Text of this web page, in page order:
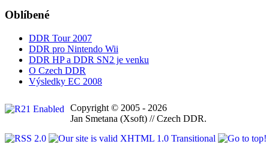
Oblíbené
DDR Tour 2007
DDR pro Nintendo Wii
DDR HP a DDR SN2 je venku
O Czech DDR
Výsledky EC 2008
Copyright © 2005 - 2026
Jan Smetana (Xsoft) // Czech DDR.